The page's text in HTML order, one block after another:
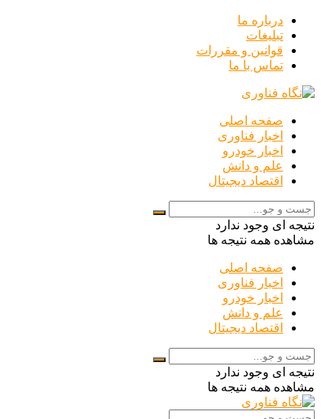
درباره ما
تبلیغات
قوانین و مقررات
تماس با ما
صفحه اصلی
اخبار فناوری
اخبار خودرو
علم و دانش
اقتصاد دیجیتال
نتیجه ای وجود ندارد
مشاهده همه نتیجه ها
صفحه اصلی
اخبار فناوری
اخبار خودرو
علم و دانش
اقتصاد دیجیتال
نتیجه ای وجود ندارد
مشاهده همه نتیجه ها